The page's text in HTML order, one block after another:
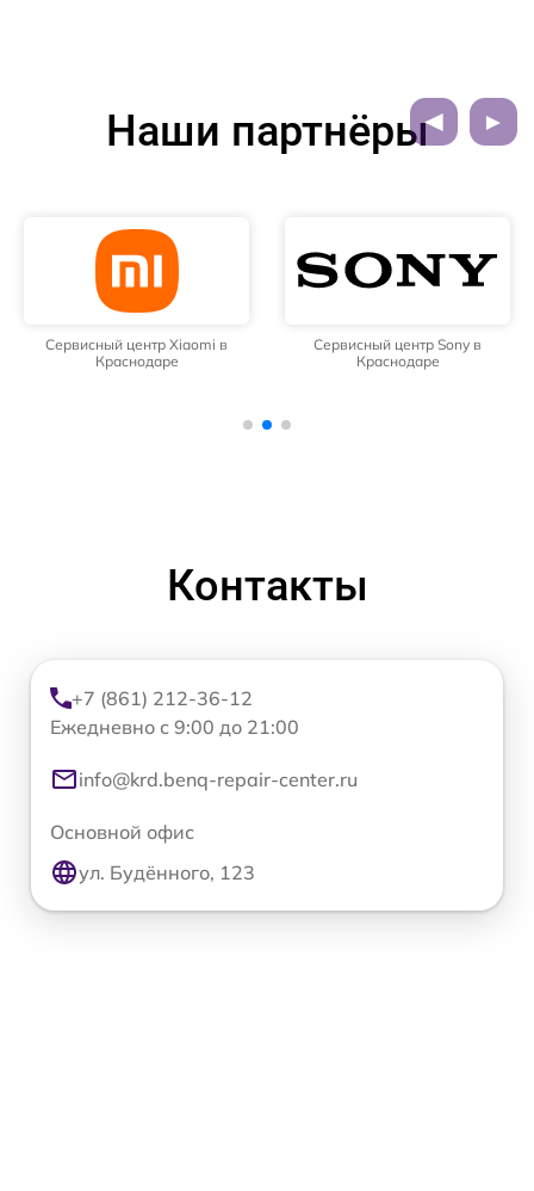
Наши партнёры
Сервисный центр Xiaomi в
Краснодаре
Сервисный центр Sony в
Краснодаре
Контакты
+7 (861) 212-36-12
Ежедневно с 9:00 до 21:00
info@krd.benq-repair-center.ru
Основной офис
ул. Будённого, 123